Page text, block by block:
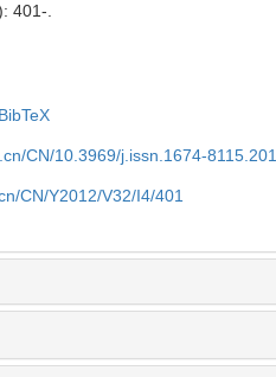
401-.
BibTeX
CN/10.3969/j.issn.1674-
CN/Y2012/V32/I4/401